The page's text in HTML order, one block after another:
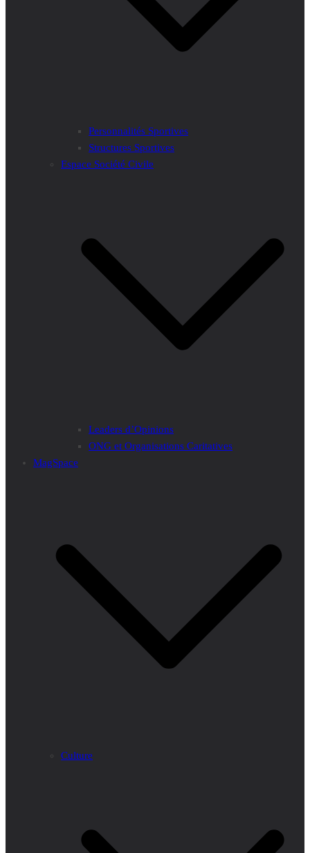
Personnalités Sportives
Structures Sportives
Espace Société Civile
Leaders d’Opinions
ONG et Organisations Caritatives
MagSpace
Culture